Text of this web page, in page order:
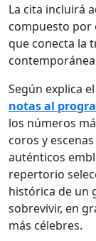
La cita incluirá
compuesto por
que conecta la
Según explica
notas al
los números
coros y
auténticos
repertorio
histórica de un
sobrevivir, en
más célebres.